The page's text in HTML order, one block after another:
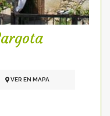
VER EN MAPA